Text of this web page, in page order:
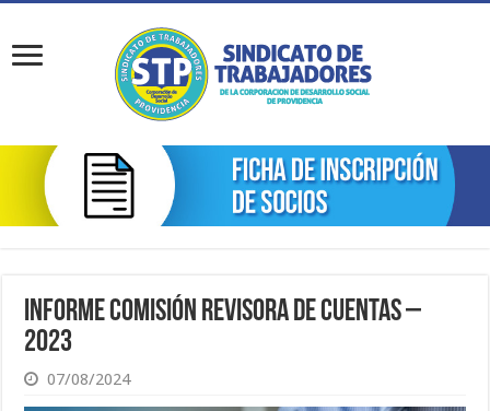
Informe Comisión Revisora de Cuentas –
2023
07/08/2024